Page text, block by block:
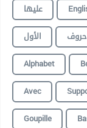
عليها
الأول
حروف
Alphabet
Avec
Goupille